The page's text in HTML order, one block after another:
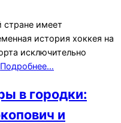
стране имеет
история хоккея на
исключительно
Подробнее…
в городки:
и